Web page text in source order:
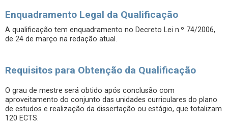
Enquadramento Legal da Qualificação
A qualificação tem enquadramento no Decreto Lei n.º 74/2006,
de 24 de março na redação atual.
Requisitos para Obtenção da Qualificação
O grau de mestre será obtido após conclusão com
aproveitamento do conjunto das unidades curriculares do plano
de estudos e realização da dissertação ou estágio, que totalizam
120 ECTS.